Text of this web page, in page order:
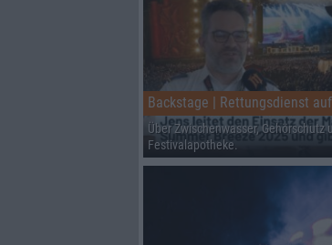
Über Zwischenwasser, Gehörschutz
Festivalapotheke.